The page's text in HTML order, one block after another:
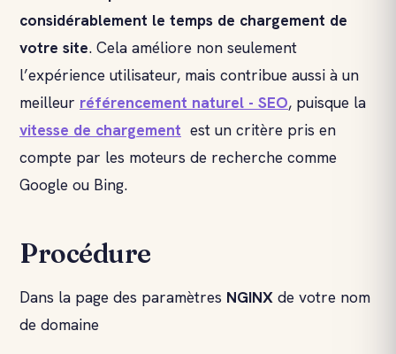
considérablement le temps de chargement de
votre site. Cela améliore non seulement
l’expérience utilisateur, mais contribue aussi à un
meilleur référencement naturel - SEO, puisque la
vitesse de chargement est un critère pris en
compte par les moteurs de recherche comme
Google ou Bing.
Procédure
Dans la page des paramètres NGINX de votre nom
de domaine